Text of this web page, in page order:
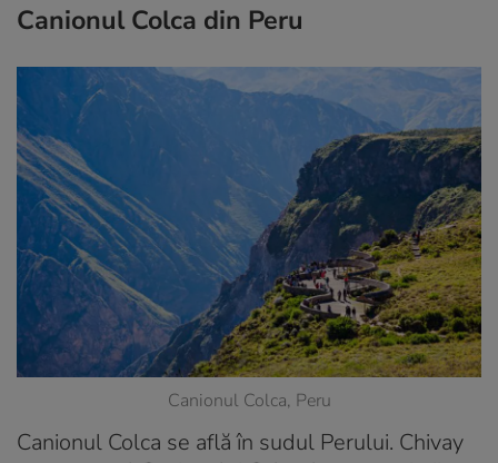
Canionul Colca din Peru
Canionul Colca, Peru
Canionul Colca se află în sudul Perului. Chivay